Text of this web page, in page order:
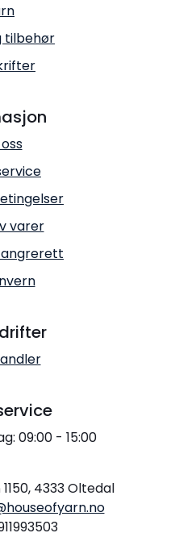
tilbehør
varer
09:00 - 15:00
4333 Oltedal